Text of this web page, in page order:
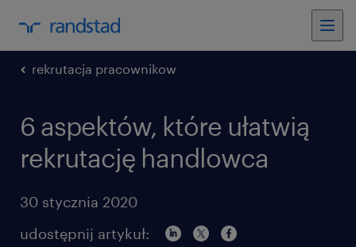
rekrutacja pracownikow
6 aspektów, które ułatwią
rekrutację handlowca
30 stycznia 2020
udostępnij artykuł: